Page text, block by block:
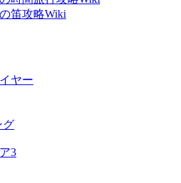
笛攻略Wiki
ヤー
グ
3